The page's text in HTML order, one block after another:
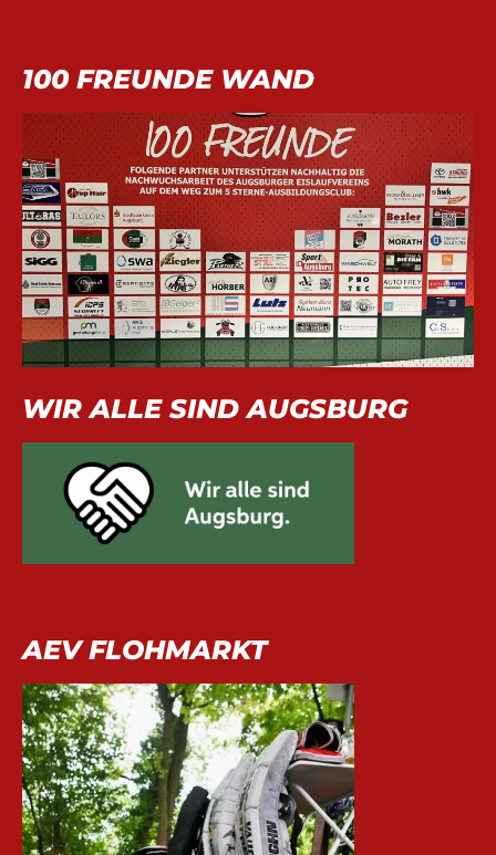
100 FREUNDE WAND
WIR ALLE SIND AUGSBURG
AEV FLOHMARKT